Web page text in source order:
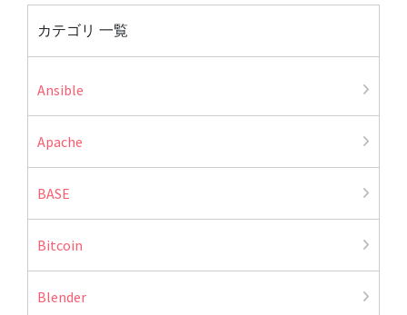
カテゴリ 一覧
Ansible
Apache
BASE
Bitcoin
Blender